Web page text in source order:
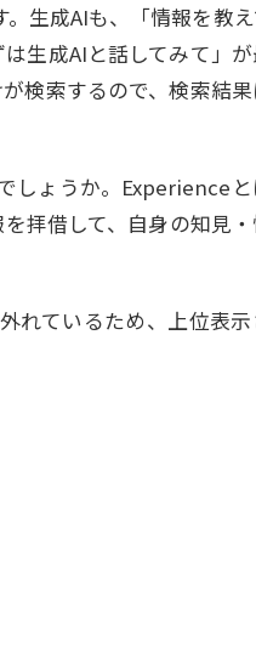
生成AIも、「情報を教え
生成AIと話してみて」
検索するので、検索結
しょうか。Experienceと
拝借して、自身の知見
れているため、上位表